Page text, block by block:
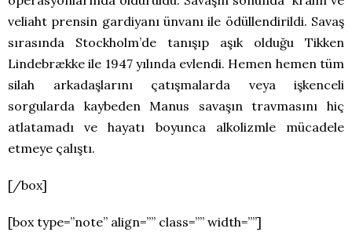
veliaht prensin gardiyanı ünvanı ile ödüllendirildi. Savaş
sırasında Stockholm’de tanışıp aşık olduğu Tikken
Lindebrække ile 1947 yılında evlendi. Hemen hemen tüm
silah arkadaşlarını çatışmalarda veya işkenceli
sorgularda kaybeden Manus savaşın travmasını hiç
atlatamadı ve hayatı boyunca alkolizmle mücadele
etmeye çalıştı.
[/box]
[box type=”note” align=”” class=”” width=””]